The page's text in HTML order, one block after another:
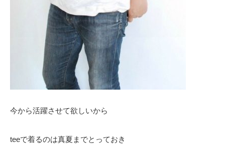
今から活躍させて欲しいから
teeで着るのは真夏までとっておき